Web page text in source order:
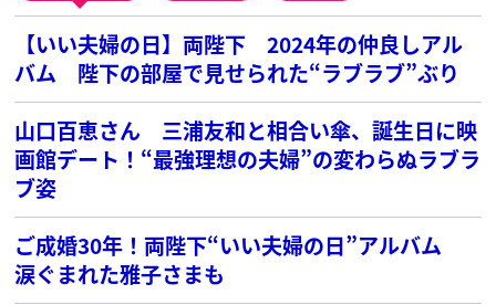
【いい夫婦の日】両陛下 2024年の仲良しアル
バム 陛下の部屋で見せられた“ラブラブ”ぶり
山口百恵さん 三浦友和と相合い傘、誕生日に映
画館デート！“最強理想の夫婦”の変わらぬラブラ
ブ姿
ご成婚30年！両陛下“いい夫婦の日”アルバム
涙ぐまれた雅子さまも